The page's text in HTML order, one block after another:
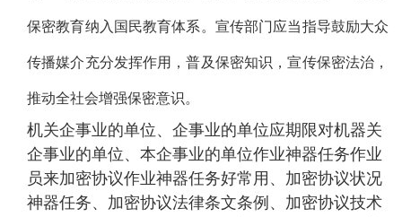
保密教育纳入国民教育体系。宣传部门应当指导鼓励大众
传播媒介充分发挥作用，普及保密知识，宣传保密法治，
推动全社会增强保密意识。
机关企事业的单位、企事业的单位应期限对机器关
企事业的单位、本企事业的单位作业神器任务作业
员来加密协议作业神器任务好常用、加密协议状况
神器任务、加密协议法律条文条例、加密协议技术